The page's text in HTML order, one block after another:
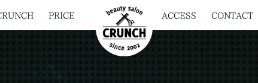
PRICE ACCESS CONTACT